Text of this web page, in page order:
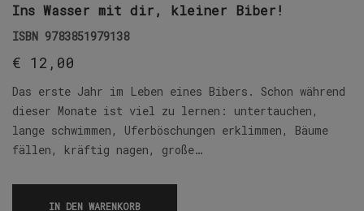
Ins Wasser mit dir, kleiner Biber!
ISBN 9783851979138
€ 12,00
Das erste Jahr im Leben eines Bibers. Schon während
dieser Monate ist viel zu lernen: untertauchen,
lange schwimmen, Uferböschungen erklimmen, Bäume
fällen, kräftig nagen, große…
IN DEN WARENKORB